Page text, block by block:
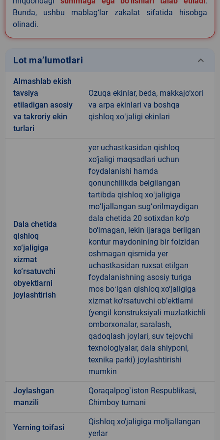
Bunda, ushbu mablag‘lar zakalat sifatida hisobga
olinadi.
Lot ma’lumotlari keyboard_arrow_down
Almashlab ekish
tavsiya
etiladigan asosiy
va takroriy ekin
turlari
Ozuqa ekinlar, beda, makkajo‘xori
va arpa ekinlari va boshqa
qishloq xoʻjaligi ekinlari
Dala chetida
qishloq
xo‘jaligiga
xizmat
ko‘rsatuvchi
obyektlarni
joylashtirish
yer uchastkasidan qishloq
xo‘jaligi maqsadlari uchun
foydalanishi hamda
qonunchilikda belgilangan
tartibda qishloq xoʻjaligiga
moʻljallangan sugʻorilmaydigan
dala chetida 20 sotixdan ko‘p
bo‘lmagan, lekin ijaraga berilgan
kontur maydonining bir foizidan
oshmagan qismida yer
uchastkasidan ruxsat etilgan
foydalanishning asosiy turiga
mos boʻlgan qishloq xo‘jaligiga
xizmat ko‘rsatuvchi ob’ektlarni
(yengil konstruksiyali muzlatkichli
omborxonalar, saralash,
qadoqlash joylari, suv tejovchi
texnologiyalar, dala shiyponi,
texnika parki) joylashtirishi
mumkin
Joylashgan
manzili
Qoraqalpog`iston Respublikasi,
Chimboy tumani
Yerning toifasi
Qishloq xo'jaligiga mo'ljallangan
yerlar